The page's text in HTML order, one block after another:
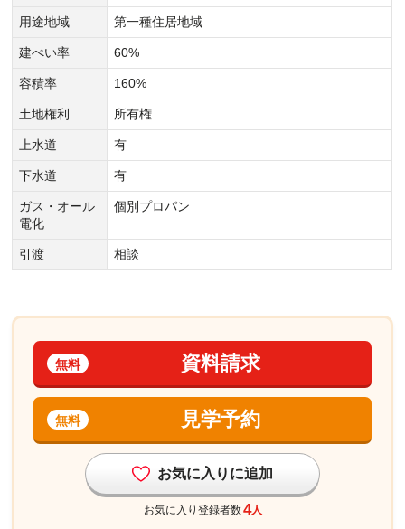
用途地域 第一種住居地域
建ぺい率 60%
容積率 160%
土地権利 所有権
上水道 有
下水道 有
ガス・オール
電化
個別プロパン
引渡 相談
資料請求
無料
見学予約
無料
お気に入りに追加
お気に入り登録者数4人